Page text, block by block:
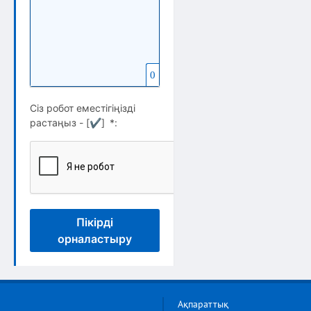
0
Сіз робот еместігіңізді
растаңыз - [✔] *:
Пікірді
орналастыру
Ақпараттық